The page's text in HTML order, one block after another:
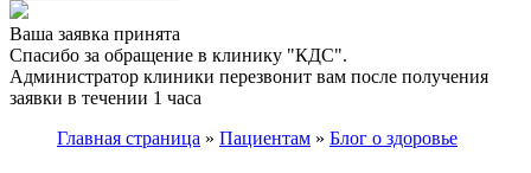
Ваша заявка принята
Спасибо за обращение в клинику "КДС".
Администратор клиники перезвонит вам после получения
заявки в течении 1 часа
Главная страница » Пациентам » Блог о здоровье